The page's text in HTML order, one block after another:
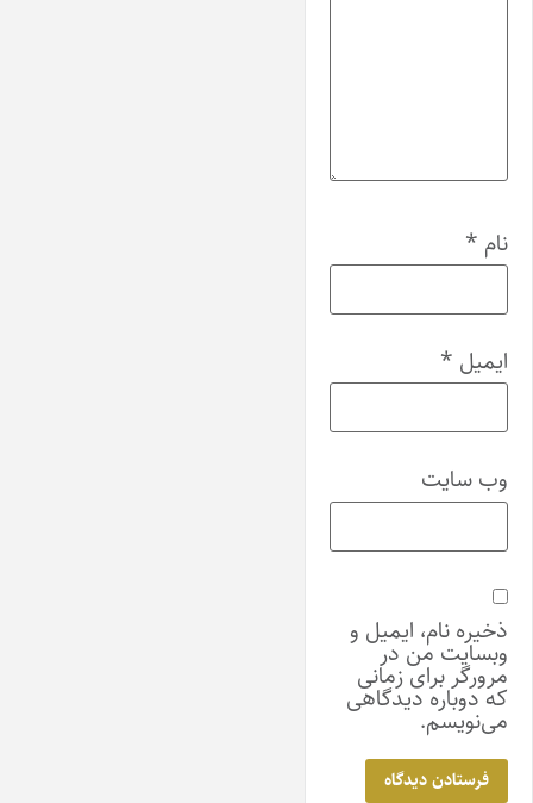
نام *
ایمیل *
وب‌ سایت
ذخیره نام، ایمیل و
وبسایت من در
مرورگر برای زمانی
که دوباره دیدگاهی
می‌نویسم.